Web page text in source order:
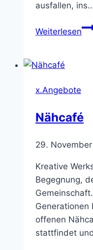
ausfallen,
Weiterlesen
x.Angebote
Nähcafé
29.
Kreative
Begegnung,
offenen
stattfindet